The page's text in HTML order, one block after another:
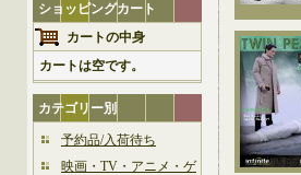
ショッピングカート
カートの中身
カートは空です。
カテゴリー別
予約品/入荷待ち
映画・TV・アニメ・ゲ